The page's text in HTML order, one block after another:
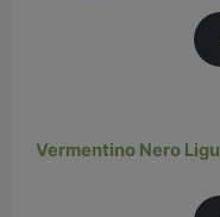
Vermentino Nero